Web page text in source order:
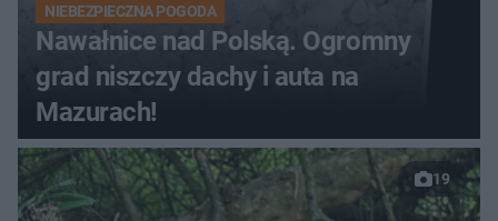
NIEBEZPIECZNA POGODA
Nawałnice nad Polską. Ogromny
grad niszczy dachy i auta na
Mazurach!
19